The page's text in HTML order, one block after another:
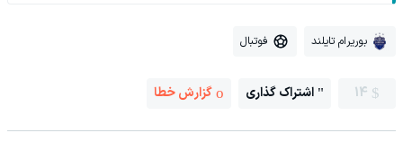
بوریرام تایلند فوتبال
14 اشتراک گذاری گزارش خطا